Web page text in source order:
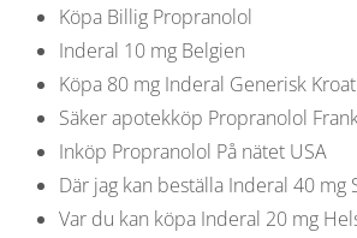
Köpa Billig Propranolol
Inderal 10 mg Belgien
Köpa 80 mg Inderal Generisk
Säker apotekköp Propranolol
Inköp Propranolol På nätet USA
Där jag kan beställa Inderal 40 mg
Var du kan köpa Inderal 20 mg